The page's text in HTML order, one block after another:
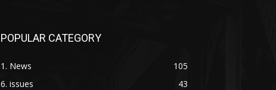
POPULAR CATEGORY
1. News
105
6. issues
43